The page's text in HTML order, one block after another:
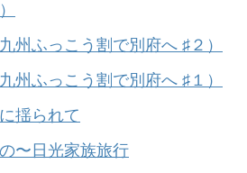
州ふっこう割で別府へ ♯２）
州ふっこう割で別府へ ♯１）
揺られて
〜日光家族旅行